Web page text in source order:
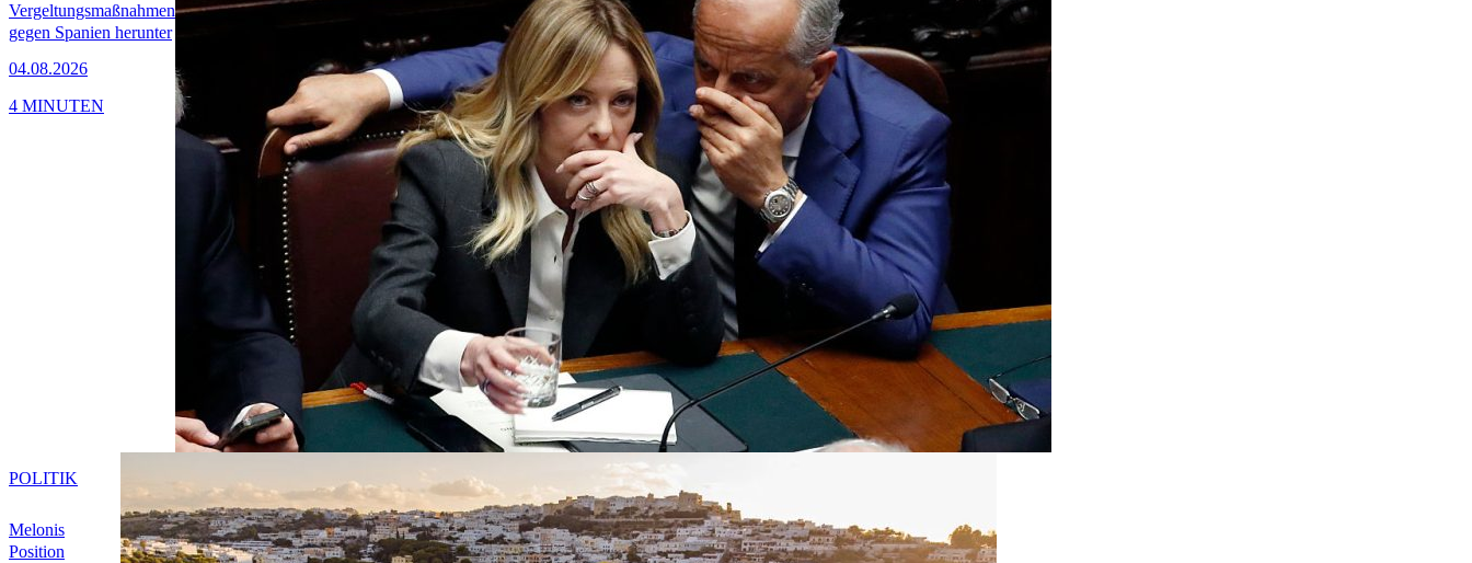
Vergeltungsmaßnahmen
gegen Spanien herunter
04.08.2026
4 MINUTEN
Melonis
Position
POLITIK